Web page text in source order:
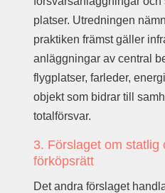
platser. Utredningen
praktiken främst gäller
anläggningar av central
flygplatser, farleder,
objekt som bidrar till
totalförsvar.
3. Förslaget om statlig
förköpsrätt
Det andra förslaget